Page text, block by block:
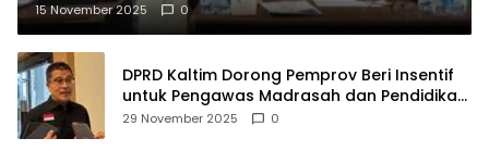
15 November 2025 0
DPRD Kaltim Dorong Pemprov Beri Insentif
untuk Pengawas Madrasah dan Pendidikan
Agama
29 November 2025 0